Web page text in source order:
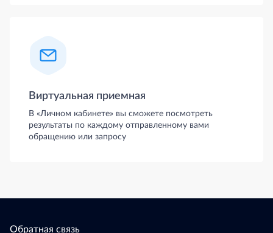
Виртуальная приемная
В «Личном кабинете» вы сможете посмотреть
результаты по каждому отправленному вами
обращению или запросу
Обратная связь